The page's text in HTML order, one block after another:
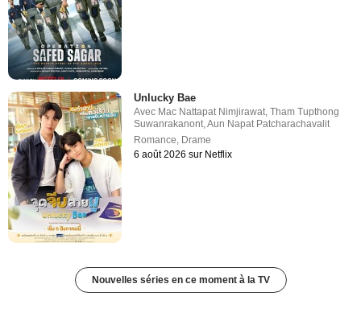
Unlucky Bae
Avec Mac Nattapat Nimjirawat,Tham Tupthong
Suwanrakanont,Aun Napat Patcharachavalit
Romance, Drame
6 août 2026 sur Netflix
Nouvelles séries en ce moment à la TV